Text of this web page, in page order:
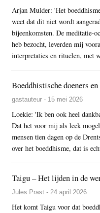
Arjan Mulder: 'Het
weet dat dit niet wordt
bijeenkomsten. De meditatie-
heb bezocht, leverden mij
interpretaties en rituelen, met
Boeddhistische doeners
gastauteur - 15 mei 2026
Loekie: 'Ik ben ook heel
Dat het voor mij als leek
mensen tien dagen op de
over het boeddhisme, dat is
Taigu – Het lijden in de
Jules Prast - 24 april 2026
Het komt Taigu voor dat